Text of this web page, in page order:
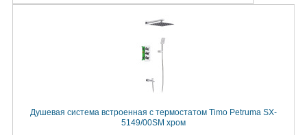
Душевая система встроенная с термостатом Timo Petruma SX-
5149/00SM хром